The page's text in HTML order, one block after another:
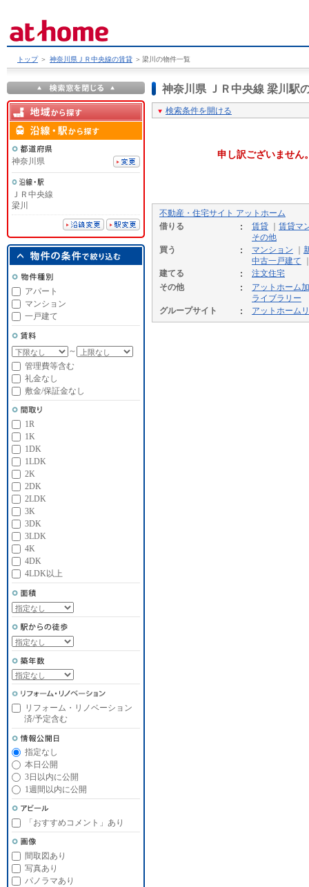
トップ ＞ 神奈川県ＪＲ中央線の賃貸 ＞ 梁川の物件一覧
神奈川県 ＪＲ中央線 梁川駅
検索条件を開ける
申し訳ございません
不動産・住宅サイト アットホーム
借りる
賃貸
賃貸マ
その他
買う
マンション
中古一戸建て
建てる
注文住宅
その他
アットホーム
ライブラリー
グループサイト
アットホーム
神奈川県
ＪＲ中央線
梁川
アパート
マンション
一戸建て
～
管理費等含む
礼金なし
敷金/保証金なし
1R
1K
1DK
1LDK
2K
2DK
2LDK
3K
3DK
3LDK
4K
4DK
4LDK以上
リフォーム・リノベーション
済/予定含む
指定なし
本日公開
3日以内に公開
1週間以内に公開
「おすすめコメント」あり
間取図あり
写真あり
パノラマあり